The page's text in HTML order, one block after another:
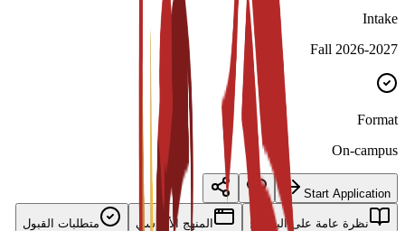
Intake
Fall 2026-2027
Format
On-campus
Start Application
نظرة عامة على البرنامج المنهج الأساسي متطلبات القبول